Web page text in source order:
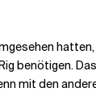
benötigen.
mit den